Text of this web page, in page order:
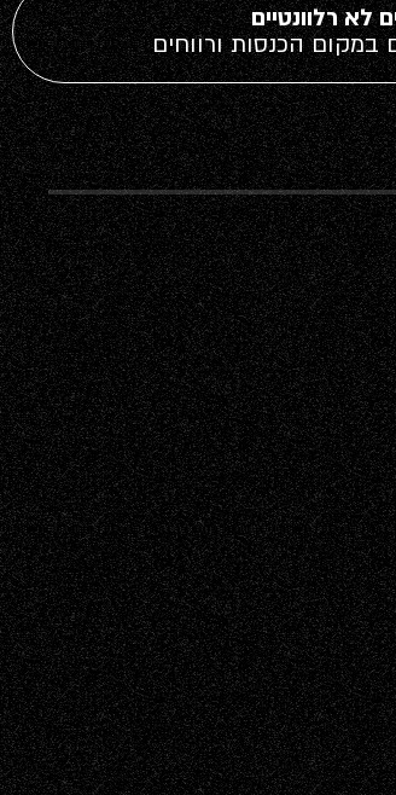
לא רלוונטיים
במקום הכנסות ורווחים